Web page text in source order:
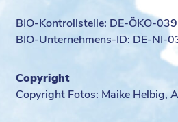
BIO-Kontrollstelle: DE-ÖKO-039
BIO-Unternehmens-ID: DE-NI-
Copyright
Copyright Fotos: Maike Helbig,